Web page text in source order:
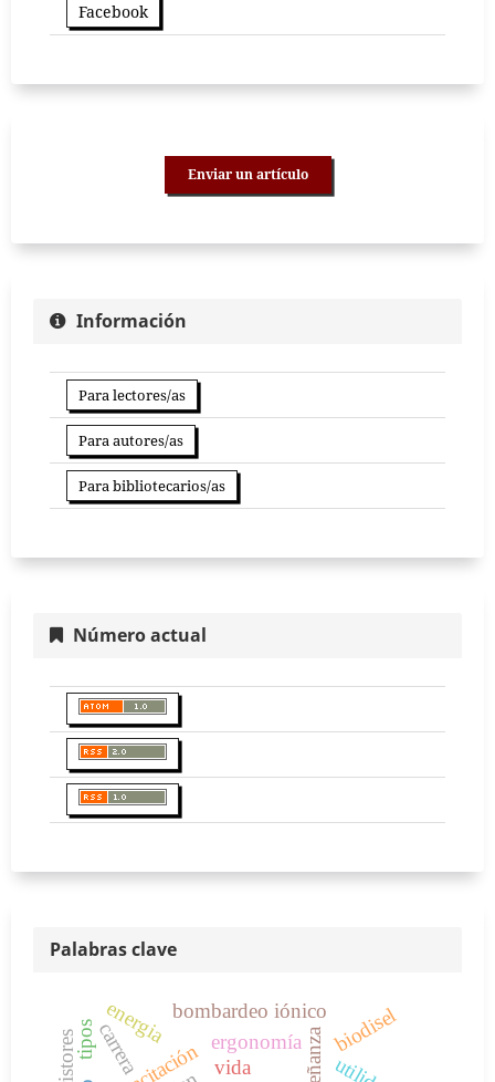
Facebook
Enviar un artículo
Información
Para lectores/as
Para autores/as
Para bibliotecarios/as
Número actual
Palabras clave
vida
ergonomía
carrera
energia biodisel
bombardeo iónico
tipos